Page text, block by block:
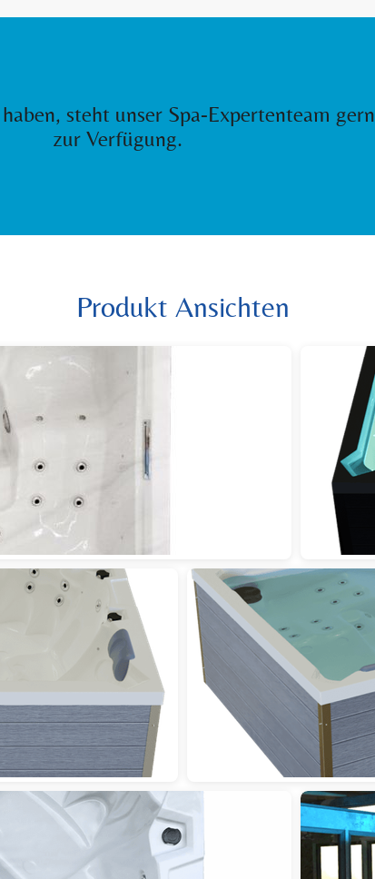
steht unser Spa-Expertenteam gern
zur Verfügung.
Produkt Ansichten